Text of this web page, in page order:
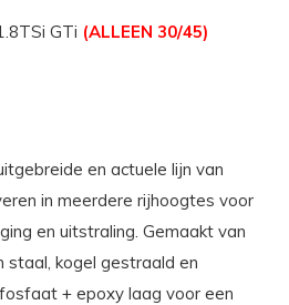
GTi (ALLEEN 30/45)
en actuele lijn van
in meerdere rijhoogtes voor
en uitstraling. Gemaakt van
staal, kogel gestraald en
+ epoxy laag voor een